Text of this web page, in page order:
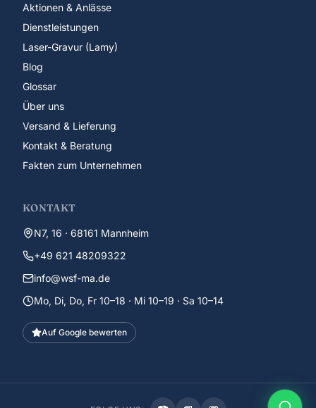
Aktionen & Anlässe
Dienstleistungen
Laser-Gravur (Lamy)
Blog
Glossar
Über uns
Versand & Lieferung
Kontakt & Beratung
Fakten zum Unternehmen
KONTAKT
N7, 16 · 68161 Mannheim
+49 621 48209322
info@wsf-ma.de
Mo, Di, Do, Fr 10–18 · Mi 10–19 · Sa 10–14
Auf Google bewerten